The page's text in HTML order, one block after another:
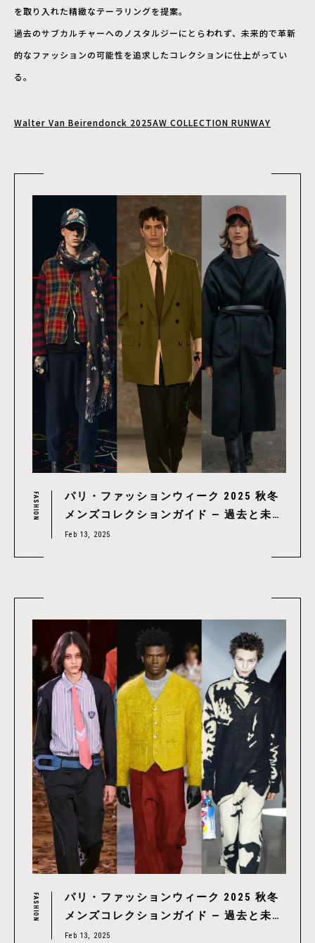
を取り入れた精緻なテーラリングを提案。
過去のサブカルチャーへのノスタルジーにとらわれず、未来的で革新
的なファッションの可能性を追求したコレクションに仕上がってい
る。
Walter Van Beirendonck 2025AW COLLECTION RUNWAY
FASHION
パリ・ファッションウィーク 2025 秋冬
メンズコレクションガイド — 過去と未
来、伝統と革新の融合 vol.2
Feb 13, 2025
FASHION
パリ・ファッションウィーク 2025 秋冬
メンズコレクションガイド — 過去と未
来、伝統と革新の融合 vol.3
Feb 13, 2025